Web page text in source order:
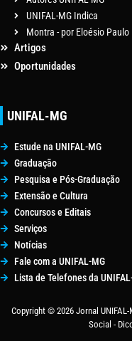
UNIFAL-MG Indica
Montra - por Eloésio Paulo
Artigos
Oportunidades
UNIFAL-MG
Estude na UNIFAL-MG
Graduação
Pesquisa e Pós-Graduação
Extensão e Cultura
Concursos e Editais
Serviços
Notícias
Fale com a UNIFAL-MG
Lista de Telefones da
Copyright © 2026 Jornal
Social -